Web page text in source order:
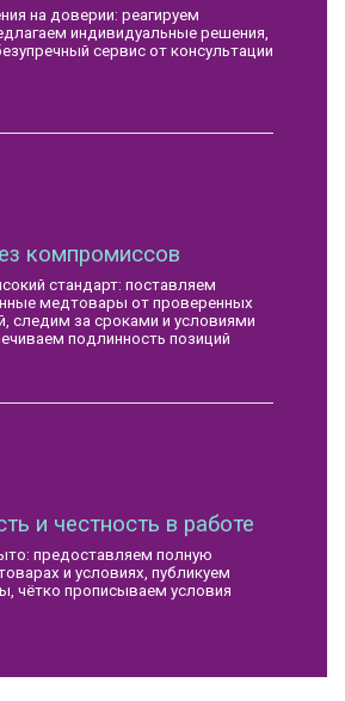
на доверии: реагируем
индивидуальные решения,
сервис от консультации
компромиссов
стандарт: поставляем
медтовары от проверенных
следим за сроками и условиями
подлинность позиций
и честность в работе
предоставляем полную
и условиях, публикуем
чётко прописываем условия